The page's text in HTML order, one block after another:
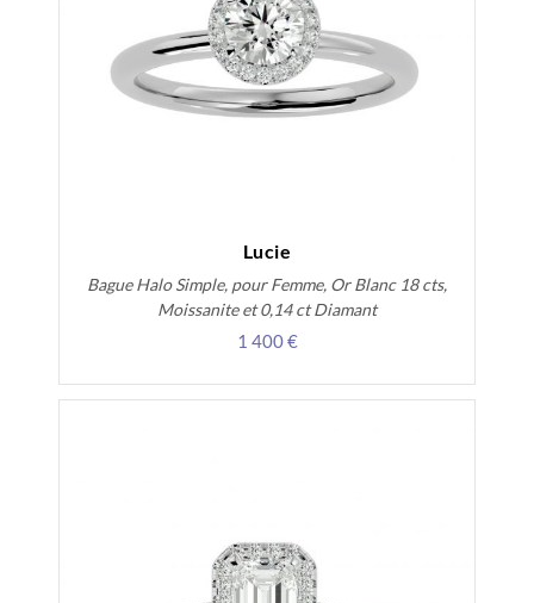
Lucie
Bague Halo Simple, pour Femme, Or Blanc 18 cts,
Moissanite et 0,14 ct Diamant
1 400 €